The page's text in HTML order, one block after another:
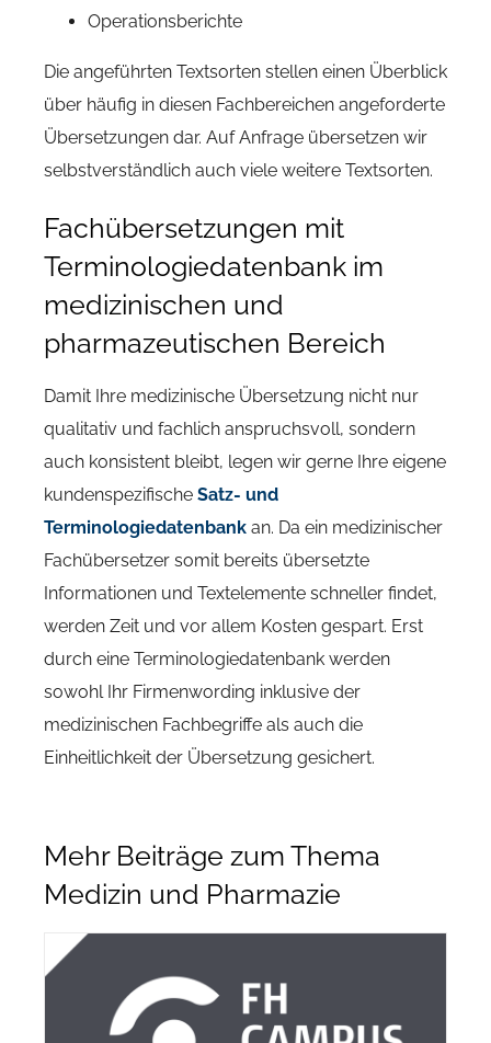
Operationsberichte
Die angeführten Textsorten stellen einen Überblick
über häufig in diesen Fachbereichen angeforderte
Übersetzungen dar. Auf Anfrage übersetzen wir
selbstverständlich auch viele weitere Textsorten.
Fachübersetzungen mit
Terminologiedatenbank im
medizinischen und
pharmazeutischen Bereich
Damit Ihre medizinische Übersetzung nicht nur
qualitativ und fachlich anspruchsvoll, sondern
auch konsistent bleibt, legen wir gerne Ihre eigene
kundenspezifische Satz- und
Terminologiedatenbank an. Da ein medizinischer
Fachübersetzer somit bereits übersetzte
Informationen und Textelemente schneller findet,
werden Zeit und vor allem Kosten gespart. Erst
durch eine Terminologiedatenbank werden
sowohl Ihr Firmenwording inklusive der
medizinischen Fachbegriffe als auch die
Einheitlichkeit der Übersetzung gesichert.
Mehr Beiträge zum Thema
Medizin und Pharmazie